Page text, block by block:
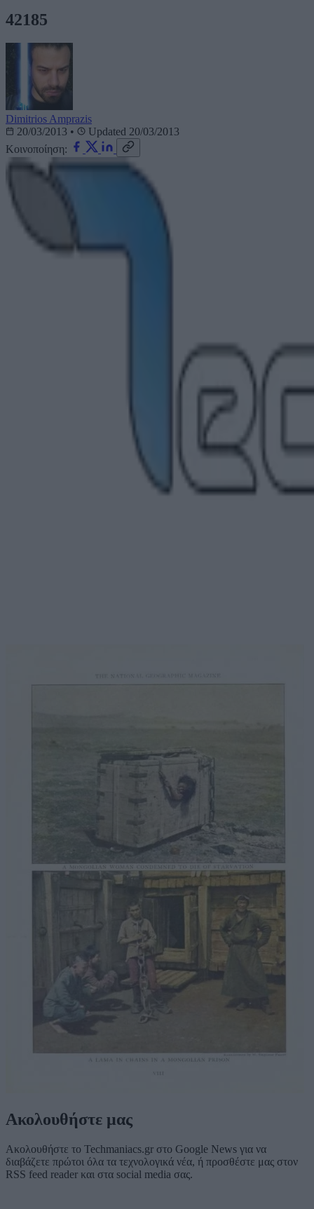
42185
Dimitrios Amprazis
20/03/2013 •
Updated 20/03/2013
Κοινοποίηση:
Ακολουθήστε μας
Ακολουθήστε το Techmaniacs.gr στο Google News για να
διαβάζετε πρώτοι όλα τα τεχνολογικά νέα, ή προσθέστε μας στον
RSS feed reader και στα social media σας.